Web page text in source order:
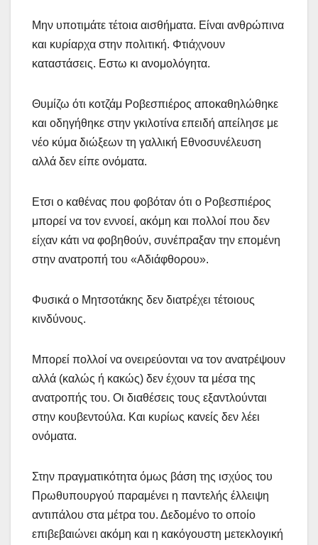
Μην υποτιμάτε τέτοια αισθήματα. Είναι ανθρώπινα
και κυρίαρχα στην πολιτική. Φτιάχνουν
καταστάσεις. Εστω κι ανομολόγητα.
Θυμίζω ότι κοτζάμ Ροβεσπιέρος αποκαθηλώθηκε
και οδηγήθηκε στην γκιλοτίνα επειδή απείλησε με
νέο κύμα διώξεων τη γαλλική Εθνοσυνέλευση
αλλά δεν είπε ονόματα.
Ετσι ο καθένας που φοβόταν ότι ο Ροβεσπιέρος
μπορεί να τον εννοεί, ακόμη και πολλοί που δεν
είχαν κάτι να φοβηθούν, συνέπραξαν την επομένη
στην ανατροπή του «Αδιάφθορου».
Φυσικά ο Μητσοτάκης δεν διατρέχει τέτοιους
κινδύνους.
Μπορεί πολλοί να ονειρεύονται να τον ανατρέψουν
αλλά (καλώς ή κακώς) δεν έχουν τα μέσα της
ανατροπής του. Οι διαθέσεις τους εξαντλούνται
στην κουβεντούλα. Και κυρίως κανείς δεν λέει
ονόματα.
Στην πραγματικότητα όμως βάση της ισχύος του
Πρωθυπουργού παραμένει η παντελής έλλειψη
αντιπάλου στα μέτρα του. Δεδομένο το οποίο
επιβεβαιώνει ακόμη και η κακόγουστη μετεκλογική